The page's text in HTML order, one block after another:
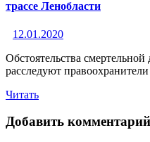
трассе Ленобласти
12.01.2020
Обстоятельства
расследуют правоохранители
Читать
Добавить комментарий